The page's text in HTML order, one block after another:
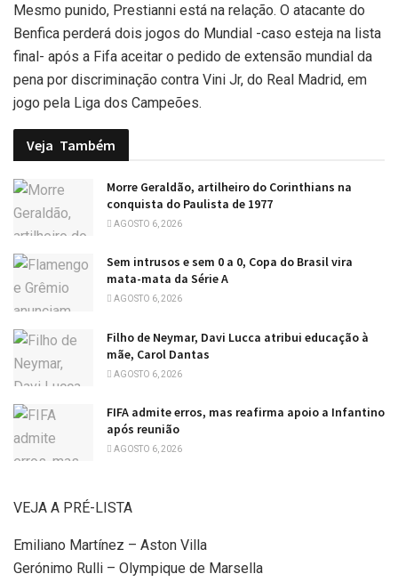
Mesmo punido, Prestianni está na relação. O atacante do
Benfica perderá dois jogos do Mundial -caso esteja na lista
final- após a Fifa aceitar o pedido de extensão mundial da
pena por discriminação contra Vini Jr, do Real Madrid, em
jogo pela Liga dos Campeões.
Veja Também
Morre Geraldão, artilheiro do Corinthians na
conquista do Paulista de 1977
AGOSTO 6, 2026
Sem intrusos e sem 0 a 0, Copa do Brasil vira
mata-mata da Série A
AGOSTO 6, 2026
Filho de Neymar, Davi Lucca atribui educação à
mãe, Carol Dantas
AGOSTO 6, 2026
FIFA admite erros, mas reafirma apoio a Infantino
após reunião
AGOSTO 6, 2026
VEJA A PRÉ-LISTA
Emiliano Martínez – Aston Villa
Gerónimo Rulli – Olympique de Marsella